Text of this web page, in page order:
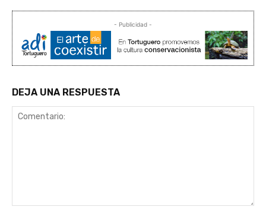
- Publicidad -
DEJA UNA RESPUESTA